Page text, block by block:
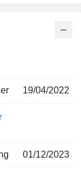
19/04/2022
01/12/2023